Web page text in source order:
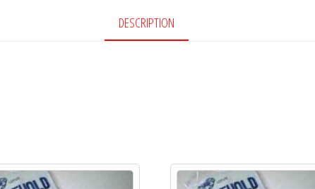
DESCRIPTION